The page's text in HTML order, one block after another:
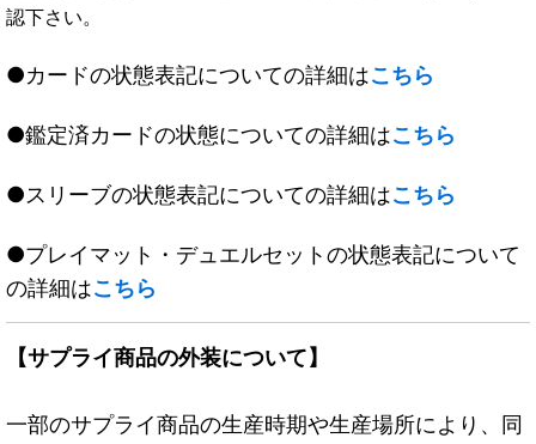
認下さい。
●カードの状態表記についての詳細はこちら
●鑑定済カードの状態についての詳細はこちら
●スリーブの状態表記についての詳細はこちら
●プレイマット・デュエルセットの状態表記について
の詳細はこちら
【サプライ商品の外装について】
一部のサプライ商品の生産時期や生産場所により、同